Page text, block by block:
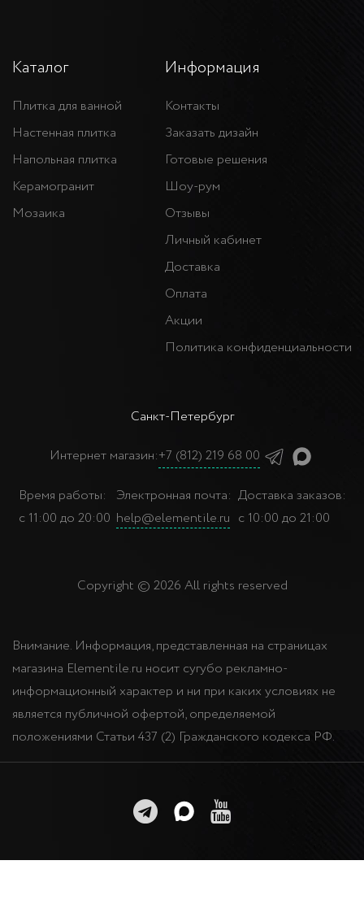
Санкт-Петербург
Интернет магазин:+7 (812) 219 68 00
Время работы:
с 11:00 до 20:00
Электронная почта:
help@elementile.ru
Доставка заказов:
с 10:00 до 21:00
Каталог
Плитка для ванной
Настенная плитка
Напольная плитка
Керамогранит
Мозаика
Информация
Контакты
Заказать дизайн
Готовые решения
Шоу-рум
Отзывы
Личный кабинет
Доставка
Оплата
Акции
Политика конфиденциальности
Copyright © 2026 All rights reserved
Внимание. Информация, представленная на страницах
магазина Elementile.ru носит сугубо рекламно-
информационный характер и ни при каких условиях не
является публичной офертой, определяемой
положениями Статьи 437 (2) Гражданского кодекса РФ.